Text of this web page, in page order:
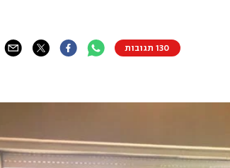
130 תגובות